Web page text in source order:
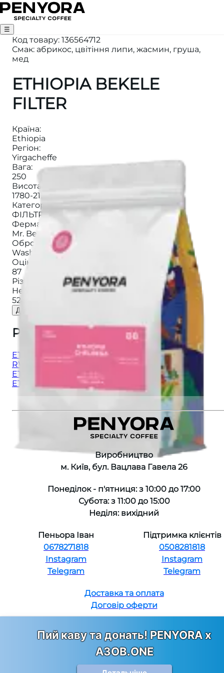
☰
Код товару: 136564712
Смак: абрикос, цвітіння липи, жасмин, груша,
мед
ETHIOPIA BEKELE
FILTER
Країна:
Ethiopia
Регіон:
Yirgacheffe
Вага:
250
Висота
1780-2100
Категорія
ФІЛЬТР КАВА
Ферма
Mr. Bekele Gemeda
Обробка
Washed
Оцінка якості
87
Різновид
Heirloom
520 ₴
Додати до кошика
Рекомендуємо також
ETHIOPIA SHAKISO WASHED FILTER
RWANDA HUYE MOUNTAIN FILTER
ETHIOPIA SAWANA FILTER
ETHIOPIA CHELBESA FILTER
Виробництво
м. Київ, бул. Вацлава Гавела 26
Понеділок - п'ятниця: з 10:00 до 17:00
Субота: з 11:00 до 15:00
Неділя: вихідний
Пеньора Іван
0678271818
Instagram
Telegram
Підтримка клієнтів
0508281818
Instagram
Telegram
Доставка та оплата
Договір оферти